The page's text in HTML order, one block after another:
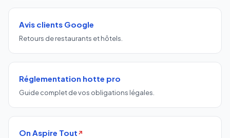
Avis clients Google
Retours de restaurants et hôtels.
Réglementation hotte pro
Guide complet de vos obligations légales.
On Aspire Tout ↗